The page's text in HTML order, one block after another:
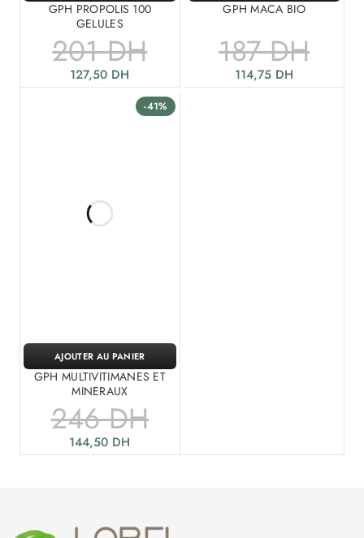
GPH PROPOLIS 100
GELULES
201DH
127,50 DH
GPH MACA BIO
187DH
114,75 DH
-41%
GPH MULTIVITIMANES ET
MINERAUX
246DH
144,50 DH
AJOUTER AU PANIER